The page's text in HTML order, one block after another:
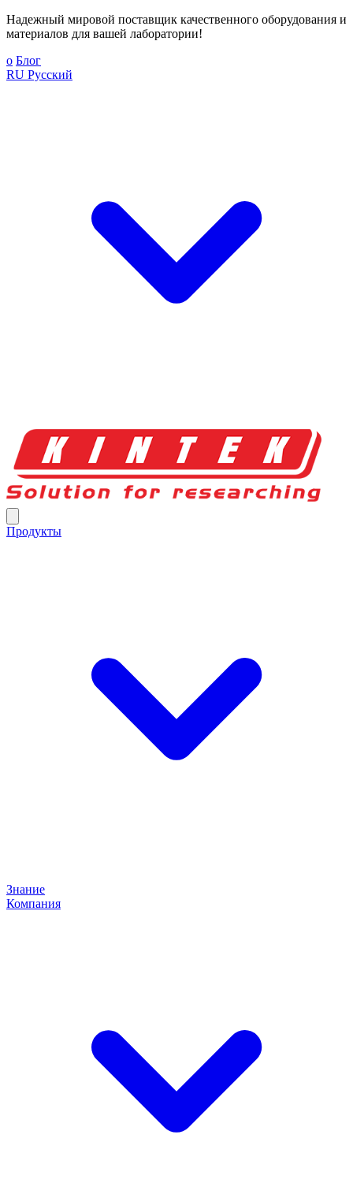
Надежный мировой поставщик качественного оборудования и
материалов для вашей лаборатории!
о Блог
RU Русский
Продукты
Знание
Компания